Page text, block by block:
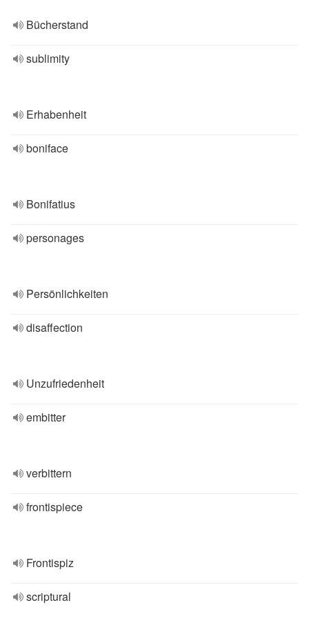
Bücherstand
sublimity
Erhabenheit
boniface
Bonifatius
personages
Persönlichkeiten
disaffection
Unzufriedenheit
embitter
verbittern
frontispiece
Frontispiz
scriptural